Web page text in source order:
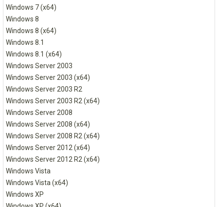
Windows 7 (x64)
Windows 8
Windows 8 (x64)
Windows 8.1
Windows 8.1 (x64)
Windows Server 2003
Windows Server 2003 (x64)
Windows Server 2003 R2
Windows Server 2003 R2 (x64)
Windows Server 2008
Windows Server 2008 (x64)
Windows Server 2008 R2 (x64)
Windows Server 2012 (x64)
Windows Server 2012 R2 (x64)
Windows Vista
Windows Vista (x64)
Windows XP